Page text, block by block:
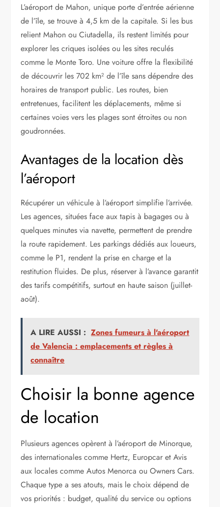
L’aéroport de Mahon, unique porte d’entrée aérienne
de l’île, se trouve à 4,5 km de la capitale. Si les bus
relient Mahon ou Ciutadella, ils restent limités pour
explorer les criques isolées ou les sites reculés
comme le Monte Toro. Une voiture offre la flexibilité
de découvrir les 702 km² de l’île sans dépendre des
horaires de transport public. Les routes, bien
entretenues, facilitent les déplacements, même si
certaines voies vers les plages sont étroites ou non
goudronnées.
Avantages de la location dès
l’aéroport
Récupérer un véhicule à l’aéroport simplifie l’arrivée.
Les agences, situées face aux tapis à bagages ou à
quelques minutes via navette, permettent de prendre
la route rapidement. Les parkings dédiés aux loueurs,
comme le P1, rendent la prise en charge et la
restitution fluides. De plus, réserver à l’avance garantit
des tarifs compétitifs, surtout en haute saison (juillet-
août).
A LIRE AUSSI : Zones fumeurs à l'aéroport
de Valencia : emplacements et règles à
connaître
Choisir la bonne agence
de location
Plusieurs agences opèrent à l’aéroport de Minorque,
des internationales comme Hertz, Europcar et Avis
aux locales comme Autos Menorca ou Owners Cars.
Chaque type a ses atouts, mais le choix dépend de
vos priorités : budget, qualité du service ou options